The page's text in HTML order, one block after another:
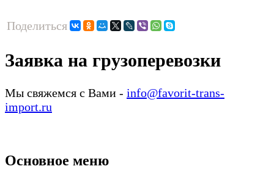
Поделиться
Заявка на грузоперевозки
Мы свяжемся с Вами - info@favorit-trans-
import.ru
Основное меню